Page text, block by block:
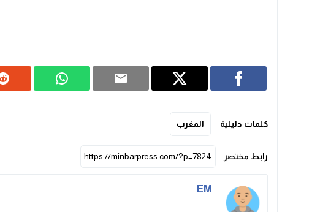
كلمات دليلية المغرب
رابط مختصر
EM